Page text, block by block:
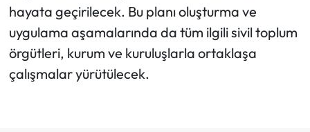
hayata geçirilecek. Bu planı oluşturma ve
uygulama aşamalarında da tüm ilgili sivil toplum
örgütleri, kurum ve kuruluşlarla ortaklaşa
çalışmalar yürütülecek.